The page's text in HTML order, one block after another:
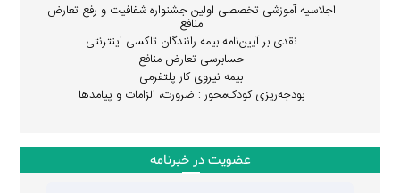
اجلاسیه آموزشی تخصصی اولین جشنواره شفافیت و رفع تعارض
منافع
نقدی بر آیین‌نامه بیمه رانندگان تاکسی اینترنتی
حسابرسی تعارض منافع
بیمه نیروی کار پلتفرمی
بودجه‌ریزی کودک‌محور : ضرورت، الزامات و پیامدها
عضویت در خبرنامه